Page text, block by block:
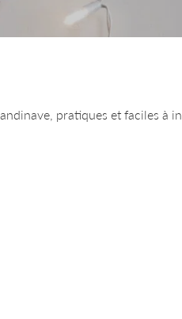
pratiques et faciles à